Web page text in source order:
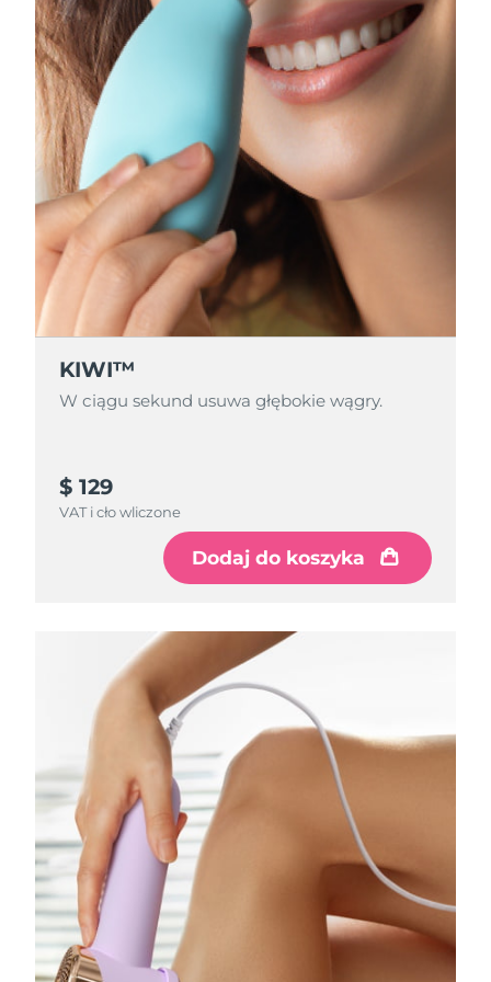
KIWI™
W ciągu sekund usuwa głębokie wągry.
$ 129
VAT i cło wliczone
Dodaj do koszyka